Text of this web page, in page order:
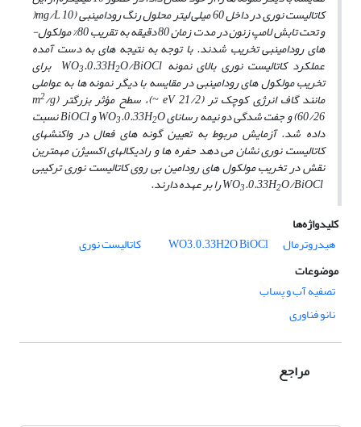
کاتالیست نوری در داخل 60 میلی لیتر محلول رنگ رودامین­بی (mg/L 10(
و تحت تابش لامپ زنون در مدت زمان 80 دقیقه به تقریب 80% مولکول­
های رودامین­بی تخریب شدند. با توجه به نتیجه­ های به ­دست آمده
عملکرد کاتالیست نوری بالای نمونه WO 3.0.33H2 O/BiOCl برای
تخریب مولکول­ های رودامین­بی در مقایسه با دیگر نمونه­ ها به عواملی
مانند گاف انرژی کوچک­ تر (eV 21/2 ~)، سطح مؤثر بزرگ­تر (m 2/g
60/26) و جفت­ شدگی دو نیمه رسانای WO 3.0.33H2 O و BiOCl نسبت
داده شد. آزمایش مربوط به تعیین گونه ­های فعال در واکنش­های
کاتالیست نوری نشان می ­دهد حفره ­ها و رادیکال­های اکسیژن مهم­ترین
نقش در تخریب مولکول­ های رودامین ­بی روی کاتالیست نوری ترکیبی
3.0.33H2O/BiOCl را بر عهده دارند.
کلیدواژه‌ها
هیدروترمال
WO3.0.33H2OBiOCl
کاتالیست نوری
موضوعات
تصفیه آب و پساب
نانو فناوری
مراجع